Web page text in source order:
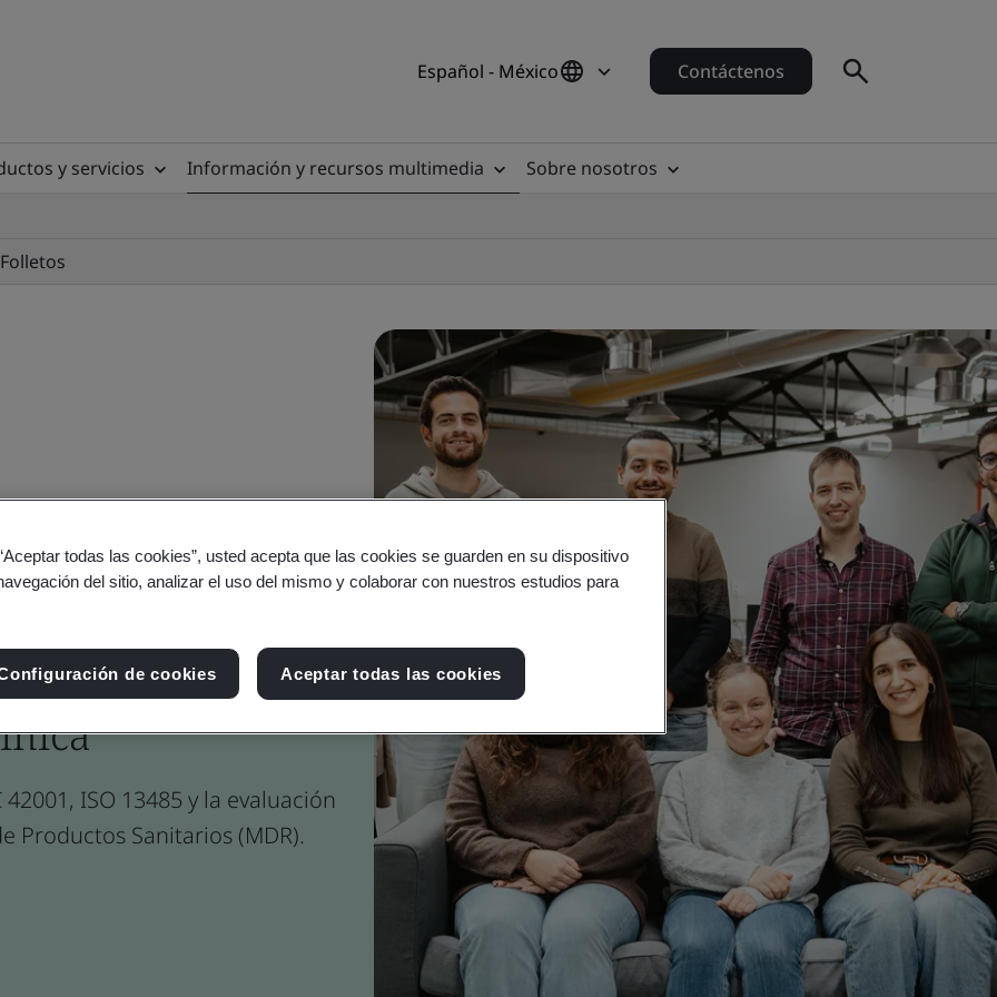
Español - México Contáctenos
y servicios Información y recursos multimedia
Sobre nosotros
Folletos
ISO 13485 y la evaluación
Productos Sanitarios (MDR).
todas las cookies”, usted acepta que las cookies se guarden en su dispositivo
del sitio, analizar el uso del mismo y colaborar con nuestros estudios para
de cookies Aceptar todas las cookies